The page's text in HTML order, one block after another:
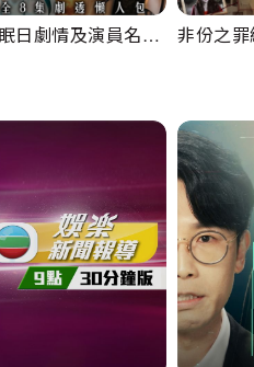
日劇情及演員名單
迷局
非份之
自真人